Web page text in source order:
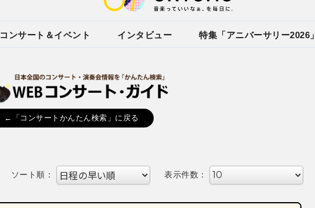
コンサート＆イベント インタビュー 特集「アニバーサリー2026」
←「コンサートかんたん検索」に戻る
ソート順： 表示件数：